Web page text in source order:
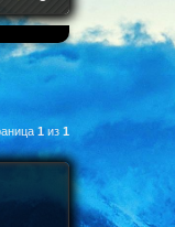
1 из 1